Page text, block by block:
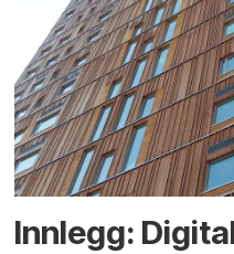
Innlegg: